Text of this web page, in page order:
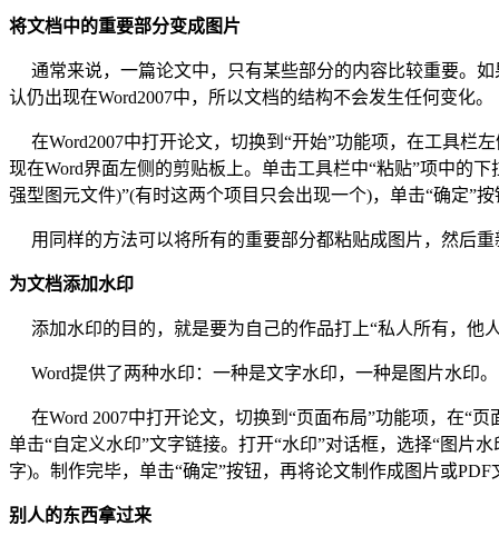
将文档中的重要部分变成图片
通常来说，一篇论文中，只有某些部分的内容比较重要。
认仍出现在Word2007中，所以文档的结构不会发生任何变化。
在Word2007中打开论文，切换到“开始”功能项，在工具栏
现在Word界面左侧的剪贴板上。单击工具栏中“粘贴”项中的
强型图元文件)”(有时这两个项目只会出现一个)，单击“确定”
用同样的方法可以将所有的重要部分都粘贴成图片，然后重
为文档添加水印
添加水印的目的，就是要为自己的作品打上“私人所有，他
Word提供了两种水印：一种是文字水印，一种是图片水印。
在Word 2007中打开论文，切换到“页面布局”功能项，在“
单击“自定义水印”文字链接。打开“水印”对话框，选择“图片
字)。制作完毕，单击“确定”按钮，再将论文制作成图片或
别人的东西拿过来